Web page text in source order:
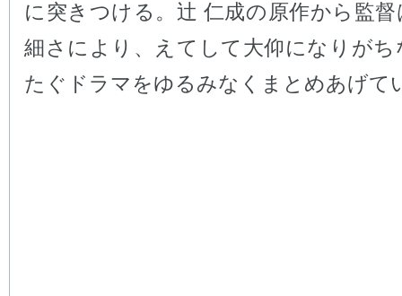
に突きつける。辻 仁成の原作から監
細さにより、えてして大仰になりがち
たぐドラマをゆるみなくまとめあげて